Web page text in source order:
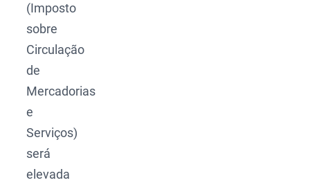
(Imposto
sobre
Circulação
de
Mercadorias
e
Serviços)
será
elevada